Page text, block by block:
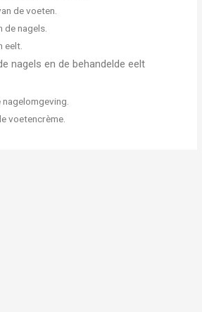
de voeten.
nagels.
nagels en de behandelde eelt